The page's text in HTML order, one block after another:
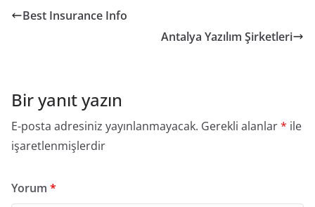
Best Insurance Info
Antalya Yazılım Şirketleri
Bir yanıt yazın
E-posta adresiniz yayınlanmayacak. Gerekli alanlar* ile
işaretlenmişlerdir
Yorum *